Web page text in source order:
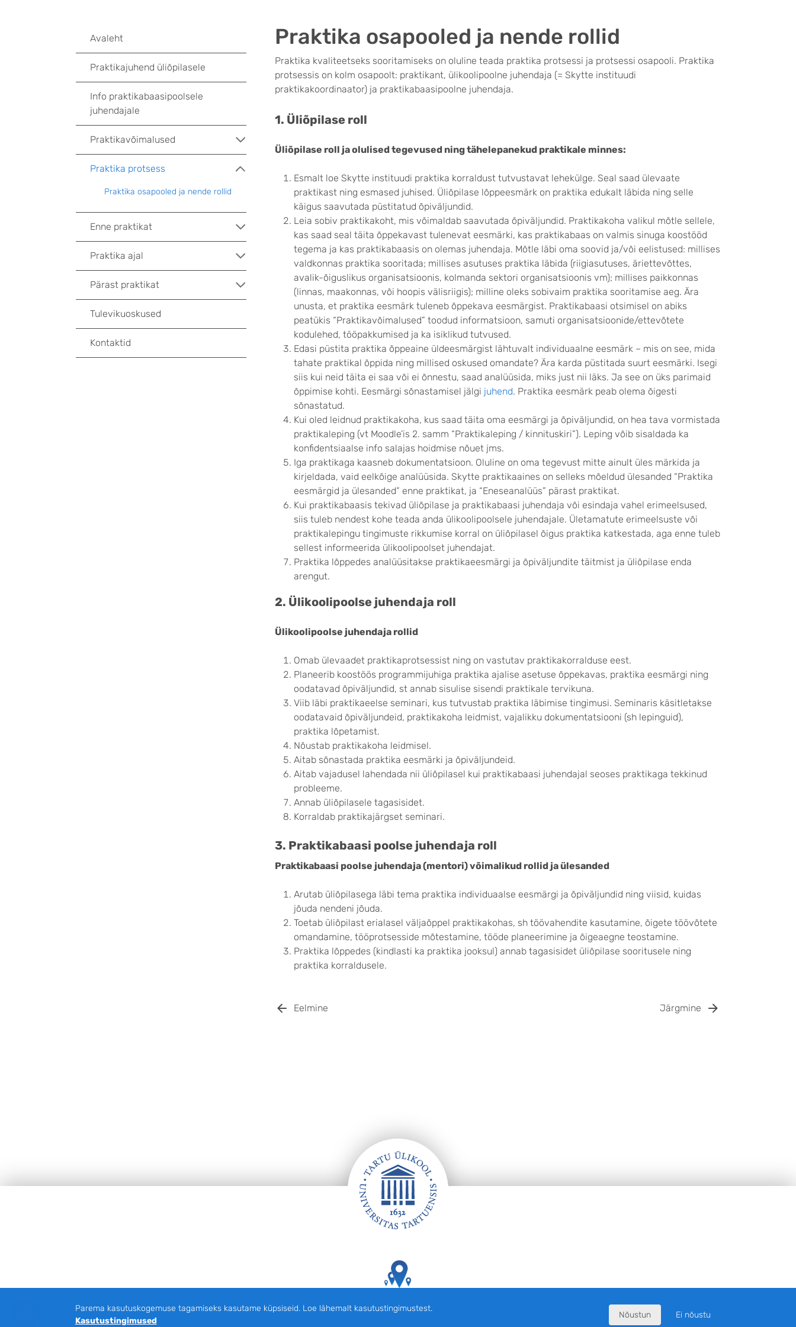
Praktika osapooled ja nende rollid
Praktika kvaliteetseks sooritamiseks on oluline teada praktika protsessi ja protsessi osapooli. Praktika
protsessis on kolm osapoolt: praktikant, ülikoolipoolne juhendaja (= Skytte instituudi
praktikakoordinaator) ja praktikabaasipoolne juhendaja.
1. Üliõpilase roll
Üliõpilase roll ja olulised tegevused ning tähelepanekud praktikale minnes:
Esmalt loe Skytte instituudi praktika korraldust tutvustavat lehekülge. Seal saad ülevaate
praktikast ning esmased juhised. Üliõpilase lõppeesmärk on praktika edukalt läbida ning selle
käigus saavutada püstitatud õpiväljundid.
Leia sobiv praktikakoht, mis võimaldab saavutada õpiväljundid. Praktikakoha valikul mõtle sellele,
kas saad seal täita õppekavast tulenevat eesmärki, kas praktikabaas on valmis sinuga koostööd
tegema ja kas praktikabaasis on olemas juhendaja. Mõtle läbi oma soovid ja/või eelistused: millises
valdkonnas praktika sooritada; millises asutuses praktika läbida (riigiasutuses, äriettevõttes,
avalik-õiguslikus organisatsioonis, kolmanda sektori organisatsioonis vm); millises paikkonnas
(linnas, maakonnas, või hoopis välisriigis); milline oleks sobivaim praktika sooritamise aeg. Ära
unusta, et praktika eesmärk tuleneb õppekava eesmärgist. Praktikabaasi otsimisel on abiks
peatükis “Praktikavõimalused” toodud informatsioon, samuti organisatsioonide/ettevõtete
kodulehed, tööpakkumised ja ka isiklikud tutvused.
Edasi püstita praktika õppeaine üldeesmärgist lähtuvalt individuaalne eesmärk – mis on see, mida
tahate praktikal õppida ning millised oskused omandate? Ära karda püstitada suurt eesmärki. Isegi
siis kui neid täita ei saa või ei õnnestu, saad analüüsida, miks just nii läks. Ja see on üks parimaid
õppimise kohti. Eesmärgi sõnastamisel jälgi juhend. Praktika eesmärk peab olema õigesti
sõnastatud.
Kui oled leidnud praktikakoha, kus saad täita oma eesmärgi ja õpiväljundid, on hea tava vormistada
praktikaleping (vt Moodle’is 2. samm “Praktikaleping / kinnituskiri”). Leping võib sisaldada ka
konfidentsiaalse info salajas hoidmise nõuet jms.
Iga praktikaga kaasneb dokumentatsioon. Oluline on oma tegevust mitte ainult üles märkida ja
kirjeldada, vaid eelkõige analüüsida. Skytte praktikaaines on selleks mõeldud ülesanded “Praktika
eesmärgid ja ülesanded” enne praktikat, ja “Eneseanalüüs” pärast praktikat.
Kui praktikabaasis tekivad üliõpilase ja praktikabaasi juhendaja või esindaja vahel erimeelsused,
siis tuleb nendest kohe teada anda ülikoolipoolsele juhendajale. Ületamatute erimeelsuste või
praktikalepingu tingimuste rikkumise korral on üliõpilasel õigus praktika katkestada, aga enne tuleb
sellest informeerida ülikoolipoolset juhendajat.
Praktika lõppedes analüüsitakse praktikaeesmärgi ja õpiväljundite täitmist ja üliõpilase enda
arengut.
2. Ülikoolipoolse juhendaja roll
Ülikoolipoolse juhendaja rollid
Omab ülevaadet praktikaprotsessist ning on vastutav praktikakorralduse eest.
Planeerib koostöös programmijuhiga praktika ajalise asetuse õppekavas, praktika eesmärgi ning
oodatavad õpiväljundid, st annab sisulise sisendi praktikale tervikuna.
Viib läbi praktikaeelse seminari, kus tutvustab praktika läbimise tingimusi. Seminaris käsitletakse
oodatavaid õpiväljundeid, praktikakoha leidmist, vajalikku dokumentatsiooni (sh lepinguid),
praktika lõpetamist.
Nõustab praktikakoha leidmisel.
Aitab sõnastada praktika eesmärki ja õpiväljundeid.
Aitab vajadusel lahendada nii üliõpilasel kui praktikabaasi juhendajal seoses praktikaga tekkinud
probleeme.
Annab üliõpilasele tagasisidet.
Korraldab praktikajärgset seminari.
3. Praktikabaasi poolse juhendaja roll
Praktikabaasi poolse juhendaja (mentori) võimalikud rollid ja ülesanded
Arutab üliõpilasega läbi tema praktika individuaalse eesmärgi ja õpiväljundid ning viisid, kuidas
jõuda nendeni jõuda.
Toetab üliõpilast erialasel väljaõppel praktikakohas, sh töövahendite kasutamine, õigete töövõtete
omandamine, tööprotsesside mõtestamine, tööde planeerimine ja õigeaegne teostamine.
Praktika lõppedes (kindlasti ka praktika jooksul) annab tagasisidet üliõpilase sooritusele ning
praktika korraldusele.
Eelmine Järgmine
Avaleht
Praktikajuhend üliõpilasele
Info praktikabaasipoolsele
juhendajale
Praktikavõimalused
Praktika protsess
Praktika osapooled ja nende rollid
Enne praktikat
Praktika ajal
Pärast praktikat
Tulevikuoskused
Kontaktid
Tartu Ülikooli hooned kaardil
Parema kasutuskogemuse tagamiseks kasutame küpsiseid. Loe lähemalt kasutustingimustest.
Kasutustingimused
Nõustun Ei nõustu